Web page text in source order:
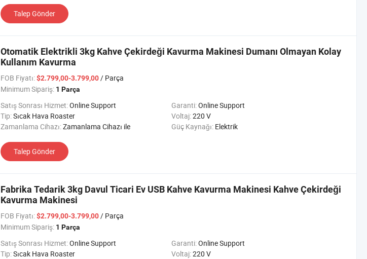
Talep Gönder
Otomatik Elektrikli 3kg Kahve Çekirdeği Kavurma Makinesi Dumanı Olmayan Kolay
Kullanım Kavurma
FOB Fiyatı:$2.799,00-3.799,00/ Parça
Minimum Sipariş: 1 Parça
Satış Sonrası Hizmet:Online Support Garanti:Online Support
Tip:Sıcak Hava Roaster Voltaj:220 V
Zamanlama Cihazı:Zamanlama Cihazı ile Güç Kaynağı: Elektrik
Talep Gönder
Fabrika Tedarik 3kg Davul Ticari Ev USB Kahve Kavurma Makinesi Kahve Çekirdeği
Kavurma Makinesi
FOB Fiyatı:$2.799,00-3.799,00/ Parça
Minimum Sipariş: 1 Parça
Satış Sonrası Hizmet:Online Support Garanti:Online Support
Tip:Sıcak Hava Roaster Voltaj:220 V